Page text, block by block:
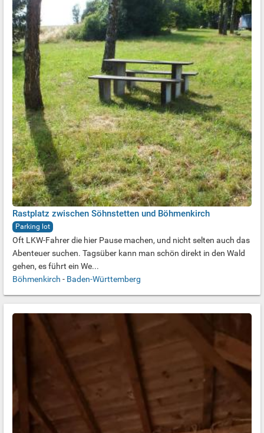
Rastplatz zwischen Söhnstetten und Böhmenkirch
Parking lot
Oft LKW-Fahrer die hier Pause machen, und nicht selten auch das
Abenteuer suchen. Tagsüber kann man schön direkt in den Wald
gehen, es führt ein We...
Böhmenkirch - Baden-Württemberg